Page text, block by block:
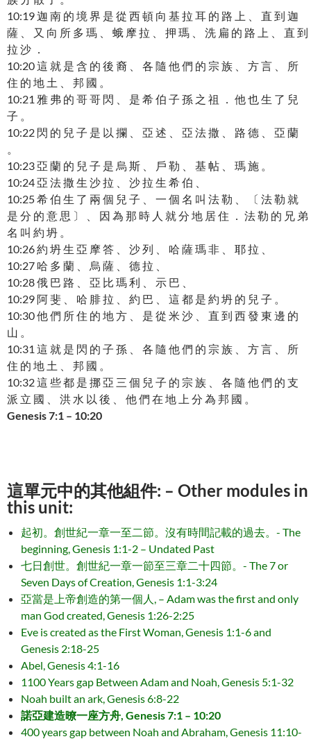
10:19 迦 南 的 境 界 是 從 西 頓 向 基 拉 耳 的 路 上 、 直 到 迦
薩 、 又 向 所 多 瑪 、 蛾 摩 拉 、 押 瑪 、 洗 扁 的 路 上 、 直 到
拉 沙 ．
10:20 這 就 是 含 的 後 裔 、 各 隨 他 們 的 宗 族 、 方 言 、 所
住 的 地 土 、 邦 國 。
10:21 雅 弗 的 哥 哥 閃 、 是 希 伯 子 孫 之 祖 ． 他 也 生 了 兒
子 。
10:22 閃 的 兒 子 是 以 攔 、 亞 述 、 亞 法 撒 、 路 德 、 亞 蘭
。
10:23 亞 蘭 的 兒 子 是 烏 斯 、 戶 勒 、 基 帖 、 瑪 施 。
10:24 亞 法 撒 生 沙 拉 、 沙 拉 生 希 伯 、
10:25 希 伯 生 了 兩 個 兒 子 、 一 個 名 叫 法 勒 、 〔 法 勒 就
是 分 的 意 思 〕 、 因 為 那 時 人 就 分 地 居 住 ． 法 勒 的 兄 弟
名 叫 約 坍 。
10:26 約 坍 生 亞 摩 答 、 沙 列 、 哈 薩 瑪 非 、 耶 拉 、
10:27 哈 多 蘭 、 烏 薩 、 德 拉 、
10:28 俄 巴 路 、 亞 比 瑪 利 、 示 巴 、
10:29 阿 斐 、 哈 腓 拉 、 約 巴 、 這 都 是 約 坍 的 兒 子 。
10:30 他 們 所 住 的 地 方 、 是 從 米 沙 、 直 到 西 發 東 邊 的
山 。
10:31 這 就 是 閃 的 子 孫 、 各 隨 他 們 的 宗 族 、 方 言 、 所
住 的 地 土 、 邦 國 。
10:32 這 些 都 是 挪 亞 三 個 兒 子 的 宗 族 、 各 隨 他 們 的 支
派 立 國 、 洪 水 以 後 、 他 們 在 地 上 分 為 邦 國 。
Genesis 7:1 – 10:20
這單元中的其他組件: – Other modules in
this unit:
起初。創世紀一章一至二節。沒有時間記載的過去。- The
beginning, Genesis 1:1-2 – Undated Past
七日創世。創世紀一章一節至三章二十四節。- The 7 or
Seven Days of Creation, Genesis 1:1-3:24
亞當是上帝創造的第一個人, – Adam was the first and only
man God created, Genesis 1:26-2:25
Eve is created as the First Woman, Genesis 1:1-6 and
Genesis 2:18-25
Abel, Genesis 4:1-16
1100 Years gap Between Adam and Noah, Genesis 5:1-32
Noah built an ark, Genesis 6:8-22
諾亞建造暸一座方舟, Genesis 7:1 – 10:20
400 years gap between Noah and Abraham, Genesis 11:10-